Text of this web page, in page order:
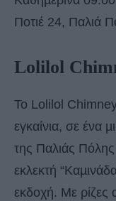
Ποτιέ 24, Παλιά
Lolilol
Το Lolilol Chimney
εγκαίνια, σε ένα
της Παλιάς Πόλης
εκλεκτή
εκδοχή. Με ρίζες